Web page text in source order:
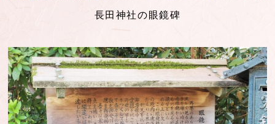
長田神社の眼鏡碑